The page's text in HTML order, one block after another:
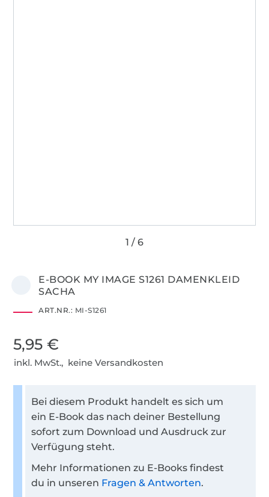
E-BOOK MY IMAGE S1261 DAMENKLEID
SACHA
ART.NR.: MI-S1261
5,95 €
inkl. MwSt., keine Versandkosten
Bei diesem Produkt handelt es sich um
ein E-Book das nach deiner Bestellung
sofort zum Download und Ausdruck zur
Verfügung steht.
Mehr Informationen zu E-Books findest
du in unseren Fragen & Antworten.